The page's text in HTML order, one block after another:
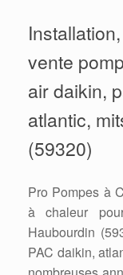
vente
air daikin,
atlantic,
(59320)
Pro Pompes à
à chaleur
Haubourdin
PAC daikin,